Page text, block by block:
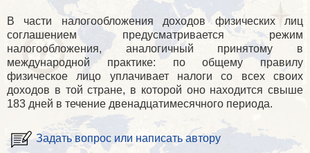
В части налогообложения доходов физических лиц
соглашением предусматривается режим
налогообложения, аналогичный принятому в
международной практике: по общему правилу
физическое лицо уплачивает налоги со всех своих
доходов в той стране, в которой оно находится свыше
183 дней в течение двенадцатимесячного периода.
Задать вопрос или написать автору